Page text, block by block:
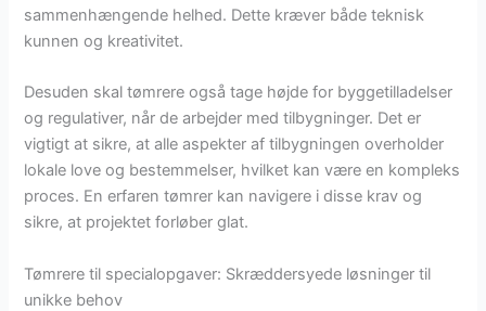
sammenhængende helhed. Dette kræver både teknisk
kunnen og kreativitet.
Desuden skal tømrere også tage højde for byggetilladelser
og regulativer, når de arbejder med tilbygninger. Det er
vigtigt at sikre, at alle aspekter af tilbygningen overholder
lokale love og bestemmelser, hvilket kan være en kompleks
proces. En erfaren tømrer kan navigere i disse krav og
sikre, at projektet forløber glat.
Tømrere til specialopgaver: Skræddersyede løsninger til
unikke behov